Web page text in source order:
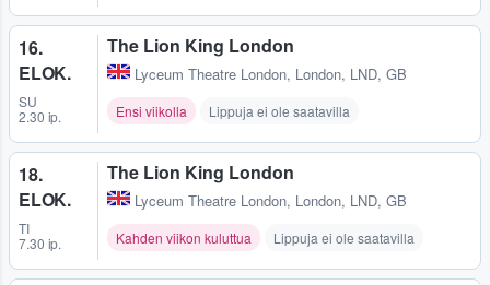
16.
ELOK.
SU
2.30 ip.
The Lion King London
Lyceum Theatre London, London, LND, GB
Ensi viikolla Lippuja ei ole saatavilla
18.
ELOK.
TI
7.30 ip.
The Lion King London
Lyceum Theatre London, London, LND, GB
Kahden viikon kuluttua Lippuja ei ole saatavilla